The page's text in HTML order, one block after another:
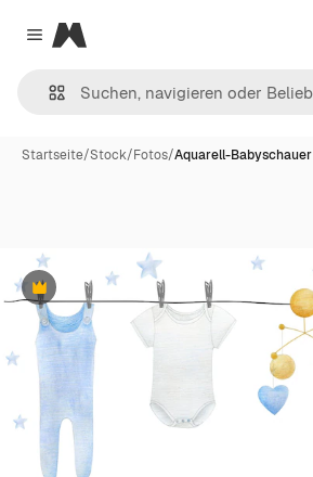
Close menu
Magnific
Startseite/Stock/Fotos/Aquarell-Babyschauer
Premium